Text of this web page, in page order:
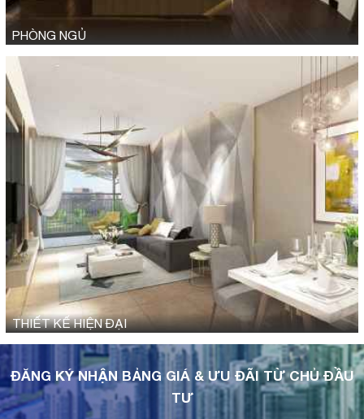
PHÒNG NGỦ
THIẾT KẾ HIỆN ĐẠI
ĐĂNG KÝ NHẬN BẢNG GIÁ & ƯU ĐÃI TỪ CHỦ ĐẦU
TƯ